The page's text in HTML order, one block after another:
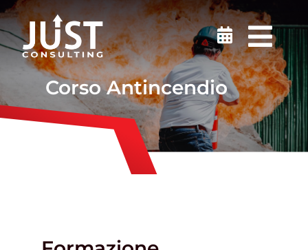
Salta
al
contenuto
Sicurezza sul lavoro
Medicina del Lavoro
Corso Antincendio